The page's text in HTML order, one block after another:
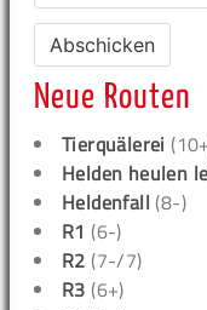
Neue Routen
Tierquälerei
Helden heulen
Heldenfall (8-)
R1 (6-)
R2 (7-/7)
R3 (6+)